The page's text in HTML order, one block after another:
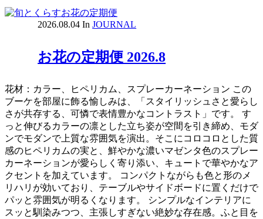
2026.08.04 In JOURNAL
お花の定期便 2026.8
花材：カラー、ヒペリカム、スプレーカーネーション この
ブーケを部屋に飾る愉しみは、「スタイリッシュさと愛らし
さが共存する、可憐で表情豊かなコントラスト」です。 す
っと伸びるカラーの凛とした立ち姿が空間を引き締め、モダ
ンでモダンで上質な雰囲気を演出。そこにコロコロとした質
感のヒペリカムの実と、鮮やかな濃いマゼンタ色のスプレー
カーネーションが愛らしく寄り添い、キュートで華やかなア
クセントを加えています。 コンパクトながらも色と形のメ
リハリが効いており、テーブルやサイドボードに置くだけで
パッと雰囲気が明るくなります。 シンプルなインテリアに
スッと馴染みつつ、主張しすぎない絶妙な存在感。ふと目を